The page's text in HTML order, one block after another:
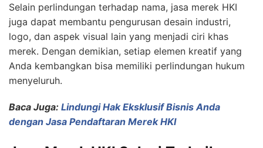
Selain perlindungan terhadap nama, jasa merek HKI
juga dapat membantu pengurusan desain industri,
logo, dan aspek visual lain yang menjadi ciri khas
merek. Dengan demikian, setiap elemen kreatif yang
Anda kembangkan bisa memiliki perlindungan hukum
menyeluruh.
Baca Juga: Lindungi Hak Eksklusif Bisnis Anda
dengan Jasa Pendaftaran Merek HKI